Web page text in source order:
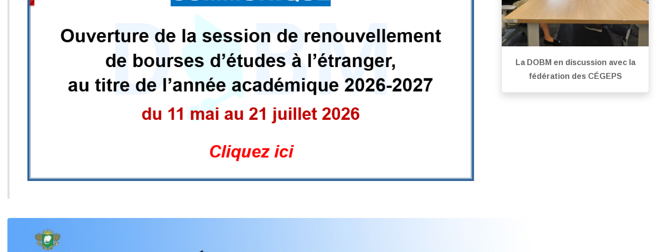
La DOBM en discussion avec la
fédération des CÉGEPS